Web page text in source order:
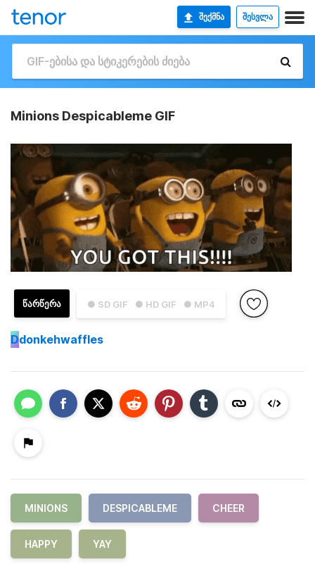
ᲨᲔᲥᲛᲜᲐ ᲨᲔᲡᲕᲚᲐ
Minions Despicableme GIF
● SD GIF ● HD GIF ● MP4
ᲬᲐᲠᲬᲔᲠᲐ
Ddonkehwaffles
MINIONS DESPICABLEME CHEER
HAPPY YAY